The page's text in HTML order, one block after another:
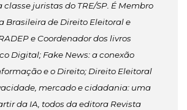
juristas do TRE/SP. É Membro
Brasileira de Direito Eleitoral e
e Coordenador dos livros
Digital; Fake News: a conexão
e o Direito; Direito Eleitoral
mercado e cidadania: uma
da IA, todos da editora Revista